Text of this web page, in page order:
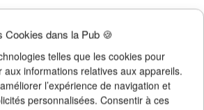
Cookies dans la Pub 🍪
telles que les cookies pour
informations relatives aux appareils.
l’expérience de navigation et
personnalisées. Consentir à ces
l'emploi dans la
:
(+14K membres)
LinkedIn(+4K followers)
(+5K fans)
(+3K abonnés)